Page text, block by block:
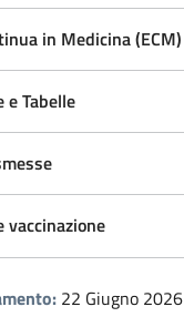
in Medicina (ECM)
e Tabelle
vaccinazione
22 Giugno 2026